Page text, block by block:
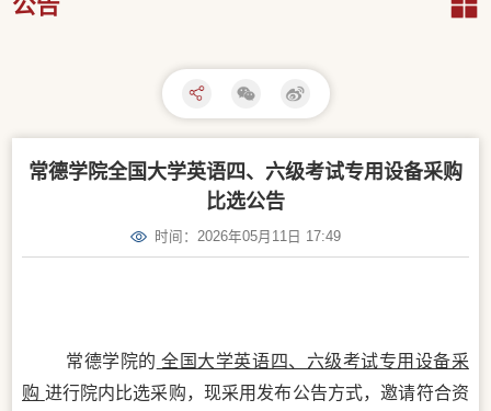
常德学院全国大学英语四、六级考试专用设备采购
比选公告
时间：2026年05月11日 17:49
常德学院的 全国大学英语四、六级考试专用设备采
购 进行院内比选采购，现采用发布公告方式，邀请符合资